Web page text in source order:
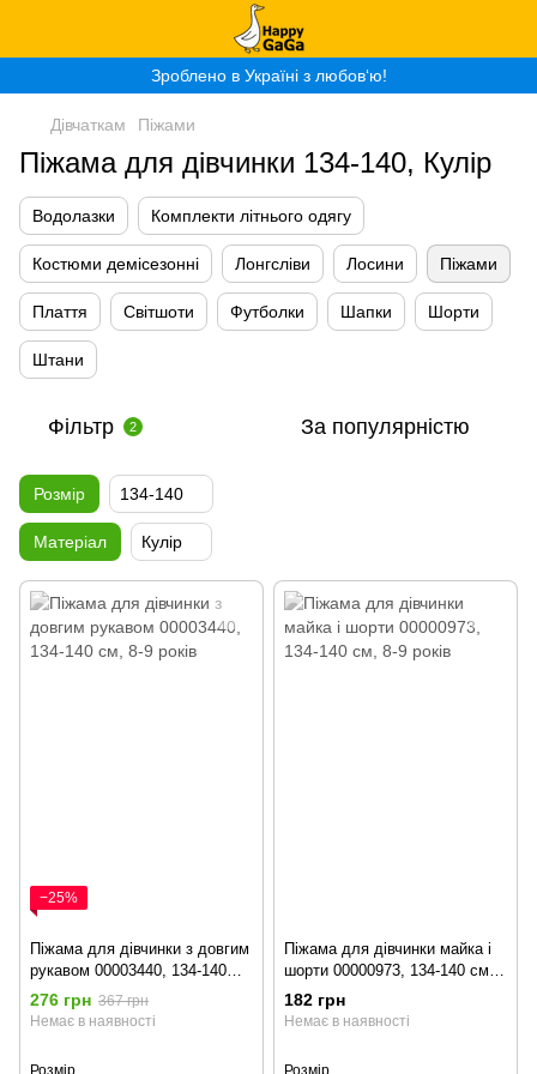
Зроблено в Україні з любов‘ю!
Дівчаткам Піжами
Піжама для дівчинки 134-140, Кулір
Водолазки Комплекти літнього одягу
Костюми демісезонні Лонгсліви Лосини Піжами
Плаття Світшоти Футболки Шапки Шорти
Штани
Фільтр 2 За популярністю
Розмір 134-140
Матеріал Кулір
−25%
Піжама для дівчинки з довгим
рукавом 00003440, 134-140
см, 8-9 років
276 грн 367 грн
Немає в наявності
Розмір
Піжама для дівчинки майка і
шорти 00000973, 134-140 см,
8-9 років
182 грн
Немає в наявності
Розмір